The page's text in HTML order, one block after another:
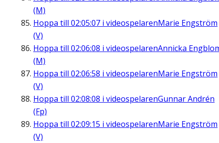
(M)
Hoppa till 02:05:07 i videospelarenMarie Engström
(V)
Hoppa till 02:06:08 i videospelarenAnnicka
(M)
Hoppa till 02:06:58 i videospelarenMarie Engström
(V)
Hoppa till 02:08:08 i videospelarenGunnar Andrén
(Fp)
Hoppa till 02:09:15 i videospelarenMarie Engström
(V)